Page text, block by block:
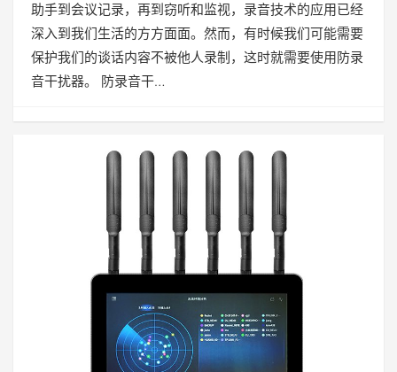
助手到会议记录，再到窃听和监视，录音技术的应用已经
深入到我们生活的方方面面。然而，有时候我们可能需要
保护我们的谈话内容不被他人录制，这时就需要使用防录
音干扰器。 防录音干…